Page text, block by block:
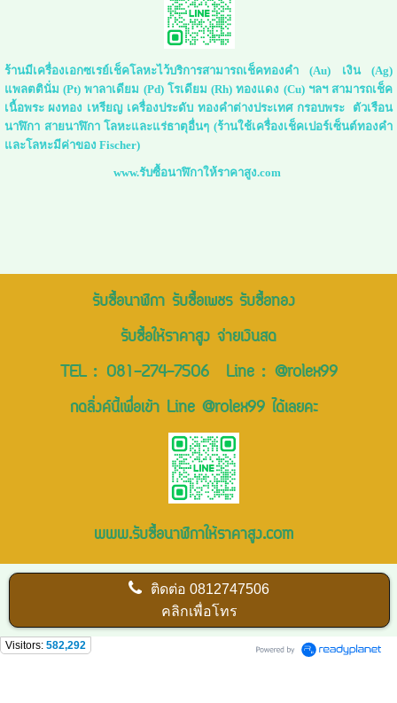
ร้านมีเครื่องเอกซเรย์เช็คโลหะไว้บริการสามารถเช็คทองคำ (Au) เงิน (Ag)
แพลตตินั่ม (Pt) พาลาเดียม (Pd) โรเดียม (Rh) ทองแดง (Cu) ฯลฯ สามารถเช็ค
เนื้อพระ ผงทอง เหรียญ เครื่องประดับ ทองคำต่างประเทศ กรอบพระ ตัวเรือน
นาฬิกา สายนาฬิกา โลหะและแร่ธาตุอื่นๆ (ร้านใช้เครื่องเช็คเปอร์เซ็นต์ทองคำ
และโลหะมีค่าของ Fischer)
www.รับซื้อนาฬิกาให้ราคาสูง.com
รับซื้อนาฬิกา รับซื้อเพชร รับซื้อทอง
รับซื้อให้ราคาสูง จ่ายเงินสด
TEL : 081-274-7506Line : @rolex99
กดลิ่งค์นี้เพื่อเข้า Line @rolex99 ได้เลยคะ
www.รับซื้อนาฬิกาให้ราคาสูง.com
ติดต่อ0812747506
คลิกเพื่อโทร
Visitors: 582,292